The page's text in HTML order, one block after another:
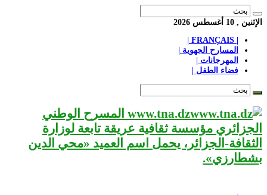
الإثنين , 10 أغسطس 2026
المسارح الجهوية |
المهرجانات |
فضاء الطفل |
www.tna.dz المسرح الوطني
الجزائري مؤسسة ثقافية عريقة تابعة لوزارة
الثقافة-الجزائر، يحمل اسم العميد «محي الدين
بشطارزي».